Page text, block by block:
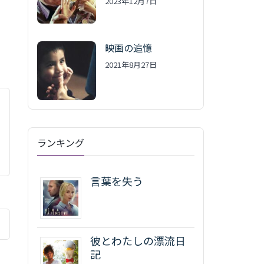
映画の追憶
2021年8月27日
ランキング
言葉を失う
彼とわたしの漂流日
記